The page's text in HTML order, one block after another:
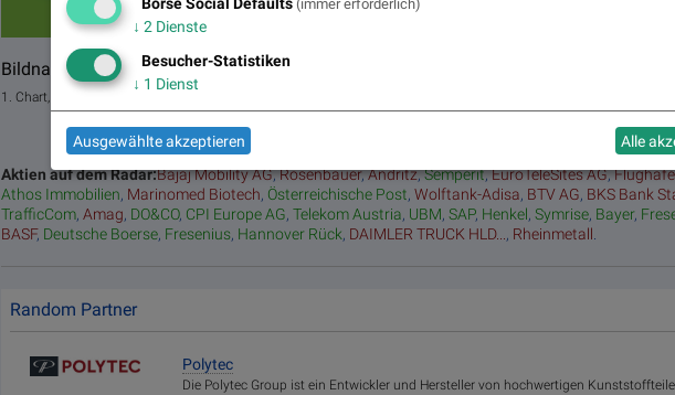
Bildnachweis
1. Chart, live trading session - https://unsplash.com/photos/Wb63zqJ5gnE
Aktien auf dem Radar:Bajaj Mobility AG,Rosenbauer,Andritz,Semperit,EuroTeleSites AG,
Athos Immobilien, Marinomed Biotech, Österreichische Post,Wolftank-Adisa, BTV AG, BKS Bank
TrafficCom,Amag, DO&CO, CPI Europe AG,Telekom Austria, UBM,SAP, Henkel,Symrise, Bayer,
BASF, Deutsche Boerse, Fresenius, Hannover Rück, DAIMLER TRUCK HLD..., Rheinmetall.
Random Partner
Polytec
Die Polytec Group ist ein Entwickler und Hersteller von hochwertigen
Börse Social Defaults (immer erforderlich)
↓ 2 Dienste
Besucher-Statistiken
↓ 1 Dienst
Ausgewählte akzeptieren Alle